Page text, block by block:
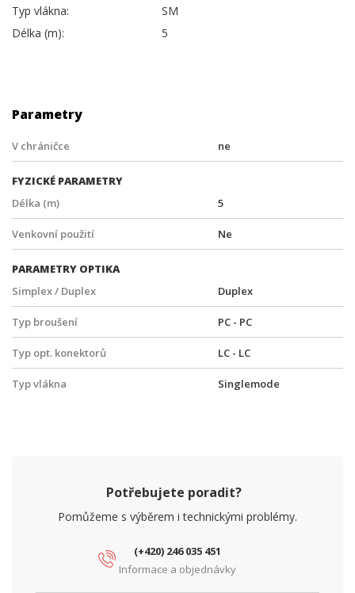
Typ vlákna:
SM
Délka (m):
5
Parametry
V chráničce ne
FYZICKÉ PARAMETRY
Délka (m)
5
Venkovní použití Ne
PARAMETRY OPTIKA
Simplex / Duplex
Duplex
Typ broušení PC - PC
Typ opt. konektorů LC - LC
Typ vlákna Singlemode
Potřebujete poradit?
Pomůžeme s výběrem i technickými problémy.
(+420) 246 035 451
Informace a objednávky